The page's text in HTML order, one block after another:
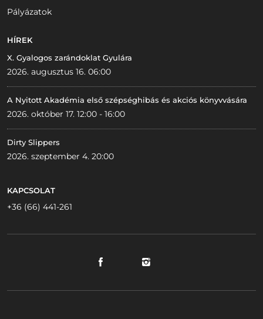
Pályázatok
HÍREK
X. Gyalogos zarándoklat Gyulára
2026. augusztus 16. 06:00
A Nyitott Akadémia első szépséghibás és akciós könyvvására
2026. október 17. 12:00 - 16:00
Dirty Slippers
2026. szeptember 4. 20:00
KAPCSOLAT
+36 (66) 441-261